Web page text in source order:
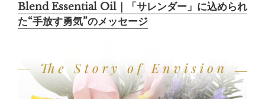
Blend Essential Oil｜「サレンダー」に込められ
た“手放す勇気”のメッセージ